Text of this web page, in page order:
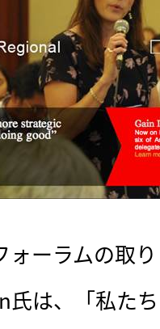
ォーラムの取
氏は、「私た